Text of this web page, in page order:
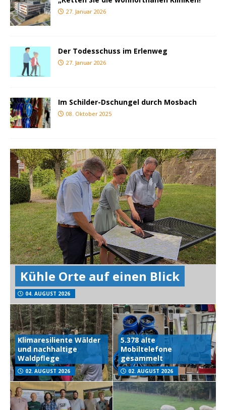
27. Januar 2026
Der Todesschuss im Erlenweg
27. Januar 2026
Im Schilder-Dschungel durch Mosbach
08. Oktober 2025
Kühle Orte auf einen Blick
04. AUGUST 2026
Klimaresiliente Wälder
und nachhaltige
Waldpflege
02. AUGUST 2026
5.378 alte
Mobiltelefone
gesammelt
02. AUGUST 2026